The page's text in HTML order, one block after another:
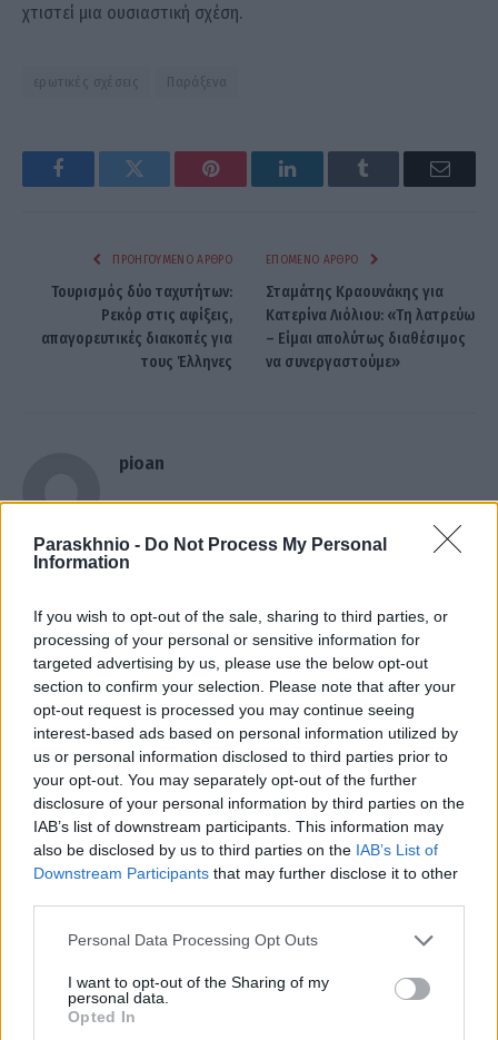
Paraskhnio - Do Not Process My Personal
Information
If you wish to opt-out of the sale, sharing to third parties, or
processing of your personal or sensitive information for
targeted advertising by us, please use the below opt-out
section to confirm your selection. Please note that after your
opt-out request is processed you may continue seeing
interest-based ads based on personal information utilized by
us or personal information disclosed to third parties prior to
your opt-out. You may separately opt-out of the further
disclosure of your personal information by third parties on the
IAB’s list of downstream participants. This information may
also be disclosed by us to third parties on the IAB’s List of
Downstream Participants that may further disclose it to other
Please note that this website/app uses one or more Google
not limited to your visit or usage behaviour. You may click to
grant or deny consent to Google and its third-party tags to
use your data for below specified purposes in below Google
Personal Data Processing Opt Outs
I want to opt-out of the Sharing of my
personal data.
Opted In
χτιστεί μια ουσιαστική σχέση.
ερωτικές σχέσεις Παράξενα
FacebookTwitter Pinterest LinkedInTumblr Email
ΠΡΟΗΓΟΎΜΕΝΟ ΆΡΘΡΟ
Τουρισμός δύο ταχυτήτων:
Ρεκόρ στις αφίξεις,
απαγορευτικές διακοπές για
τους Έλληνες
ΕΠΌΜΕΝΟ ΆΡΘΡΟ
Σταμάτης Κραουνάκης για
Κατερίνα Λιόλιου: «Τη λατρεύω
– Είμαι απολύτως διαθέσιμος
να συνεργαστούμε»
pioan
ΠΑΡΆΞΕΝΑ
Single era τέλος; 4 ζώδια που θα έχουν ερωτικές